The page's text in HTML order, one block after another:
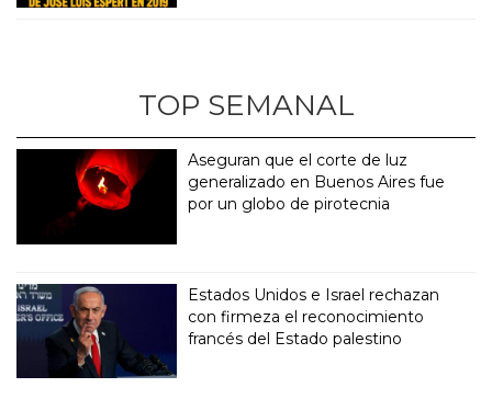
TOP SEMANAL
Aseguran que el corte de luz
generalizado en Buenos Aires fue
por un globo de pirotecnia
Estados Unidos e Israel rechazan
con firmeza el reconocimiento
francés del Estado palestino